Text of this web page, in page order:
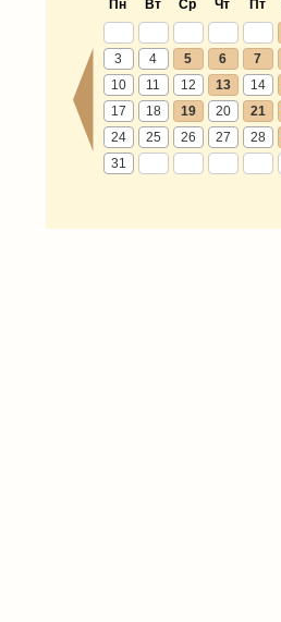
Пн Вт Ср Чт Пт
3
4 5 6 7
10
11 12 13 14
17
18 19 20 21
24
25 26 27 28
31